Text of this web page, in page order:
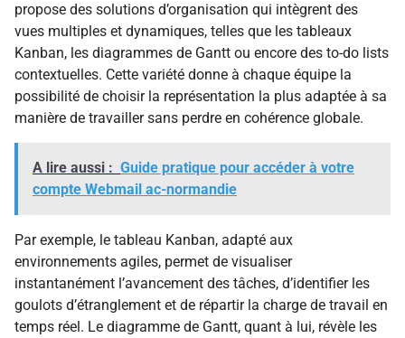
propose des solutions d’organisation qui intègrent des
vues multiples et dynamiques, telles que les tableaux
Kanban, les diagrammes de Gantt ou encore des to-do lists
contextuelles. Cette variété donne à chaque équipe la
possibilité de choisir la représentation la plus adaptée à sa
manière de travailler sans perdre en cohérence globale.
A lire aussi : Guide pratique pour accéder à votre
compte Webmail ac-normandie
Par exemple, le tableau Kanban, adapté aux
environnements agiles, permet de visualiser
instantanément l’avancement des tâches, d’identifier les
goulots d’étranglement et de répartir la charge de travail en
temps réel. Le diagramme de Gantt, quant à lui, révèle les